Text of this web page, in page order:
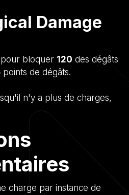
Damage
bloquer 120 des dégâts
points de dégâts.
n'y a plus de charges,
charge par instance de